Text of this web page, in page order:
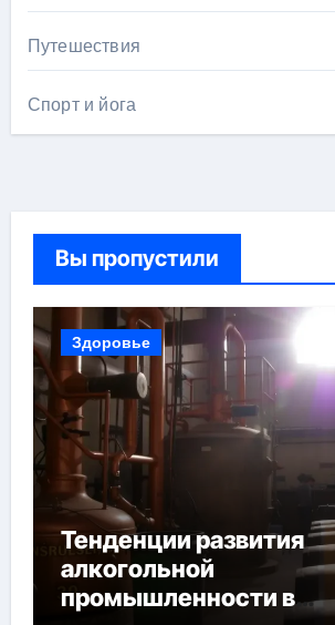
Путешествия
Спорт и йога
Вы пропустили
Здоровье
Тенденции развития
алкогольной
промышленности в